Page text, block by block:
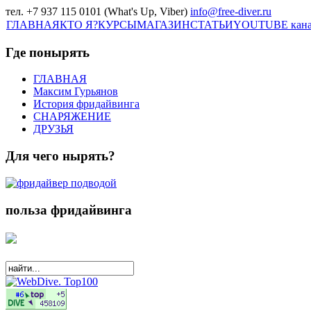
тел. +7 937 115 0101 (What's Up, Viber) info@free-diver.ru
ГЛАВНАЯКТО Я?КУРСЫМАГАЗИНСТАТЬИYOUTUBE
Где понырять
ГЛАВНАЯ
Максим Гурьянов
История фридайвинга
СНАРЯЖЕНИЕ
ДРУЗЬЯ
Для чего нырять?
польза фридайвинга